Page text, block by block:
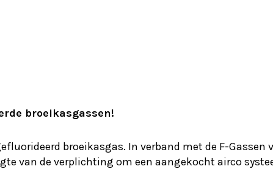
broeikasgassen!
broeikasgas. In verband met de F-
van de verplichting om een aangekocht airco